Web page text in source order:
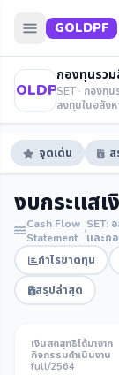
GOLDPF
GOLDPF
กองทุนรวม
SET · กองทุ
ลงทุนในอสัง
จุดเด่น
งบกระแสเ
Cash Flow
Statement
SET:
และก
กำไรขาดทุน
สรุปล่าสุด
เงินสดสุทธิได้มาจาก
กิจกรรมดำเนินงาน
full/2564